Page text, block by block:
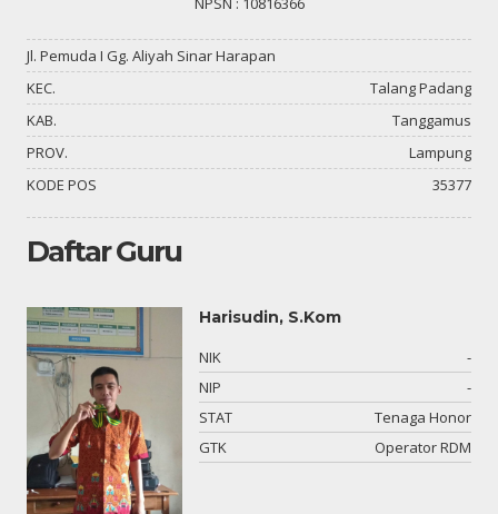
Jl. Pemuda I Gg. Aliyah Sinar Harapan
KEC.
Talang Padang
KAB.
Tanggamus
PROV.
Lampung
KODE POS
35377
Daftar Guru
Harisudin, S.Kom
NIK
-
NIP
-
STAT
Tenaga Honor
GTK
Operator RDM